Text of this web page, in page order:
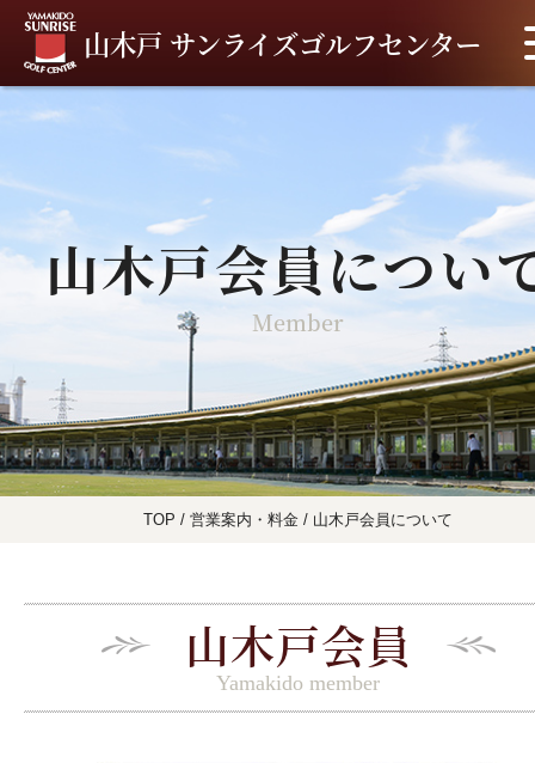
山木戸 サンライズゴルフセンター
山木戸会員につい
Member
TOP /営業案内・料金 / 山木戸会員について
山木戸会員
Yamakido member